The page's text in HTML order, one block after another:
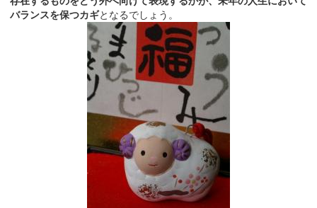
バランスを保つカギとなるでしょう。